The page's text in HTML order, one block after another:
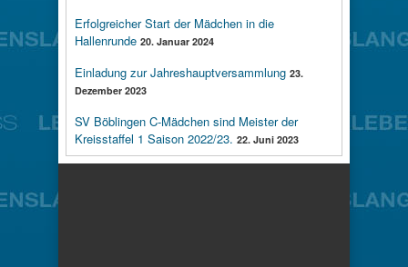
Erfolgreicher Start der Mädchen in die
Hallenrunde 20. Januar 2024
Einladung zur Jahreshauptversammlung 23.
Dezember 2023
SV Böblingen C-Mädchen sind Meister der
Kreisstaffel 1 Saison 2022/23. 22. Juni 2023